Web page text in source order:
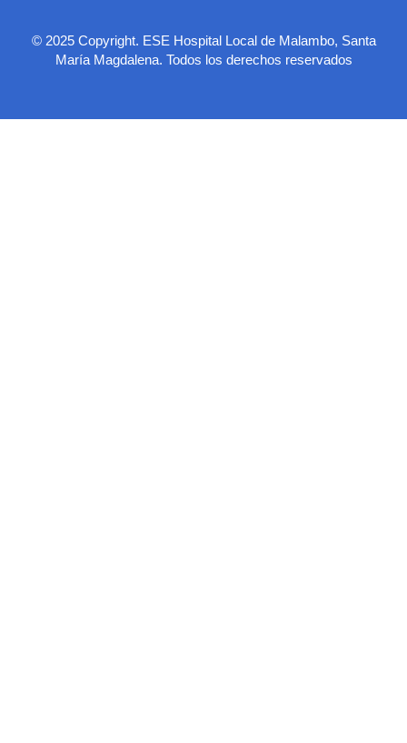
© 2025 Copyright. ESE Hospital Local de Malambo, Santa
María Magdalena. Todos los derechos reservados